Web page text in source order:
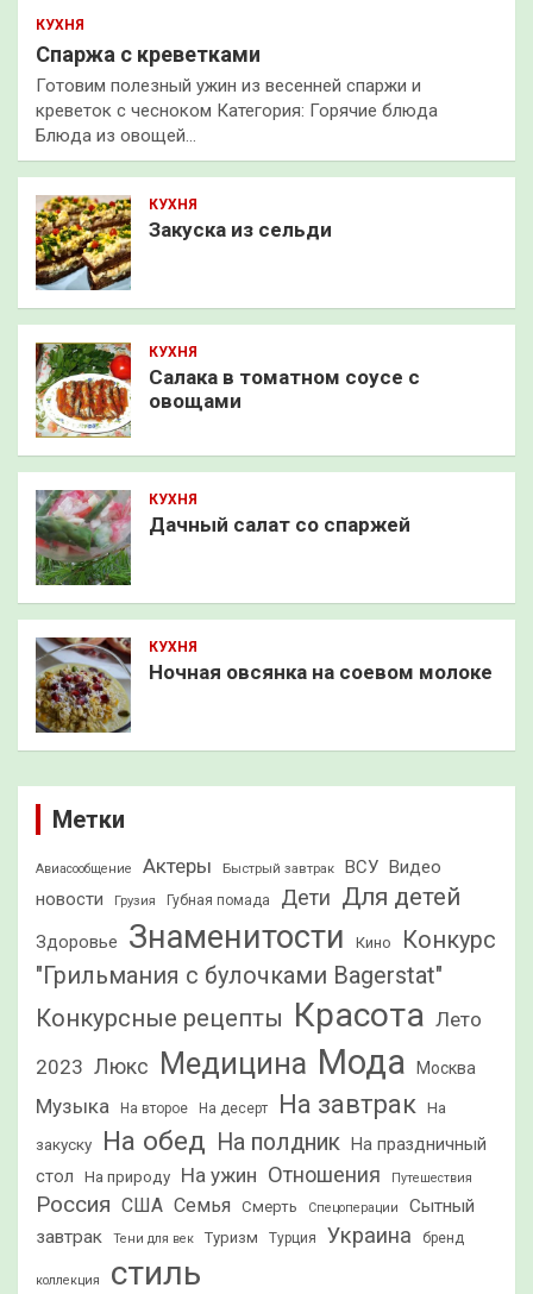
КУХНЯ
Спаржа с креветками
Готовим полезный ужин из весенней спаржи и
креветок с чесноком Категория: Горячие блюда
Блюда из овощей…
КУХНЯ
Закуска из сельди
КУХНЯ
Салака в томатном соусе с
овощами
КУХНЯ
Дачный салат со спаржей
КУХНЯ
Ночная овсянка на соевом молоке
Метки
Авиасообщение Актеры Быстрый завтрак ВСУ Видео
новости
Грузия Губная помада Дети Для детей
Здоровье Знаменитости Кино
Конкурс
"Грильмания с булочками Bagerstat"
Конкурсные рецепты Красота Лето
2023 Люкс Медицина Мода Москва
Музыка На второе На десерт На завтрак На
закуску На обед На полдник На праздничный
стол
На природу На ужин Отношения Путешествия
Россия США Семья Смерть Спецоперации
Сытный
завтрак
Тени для век Туризм Турция Украина бренд
коллекция стиль